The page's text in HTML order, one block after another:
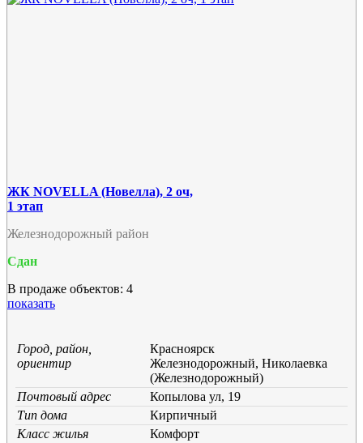
ЖК NOVELLA (Новелла), 2 оч,
1 этап
Железнодорожный район
Сдан
В продаже объектов: 4
показать
Город, район,
ориентир
Красноярск
Железнодорожный, Николаевка
(Железнодорожный)
Почтовый адрес
Копылова ул, 19
Тип дома
Кирпичный
Класс жилья
Комфорт